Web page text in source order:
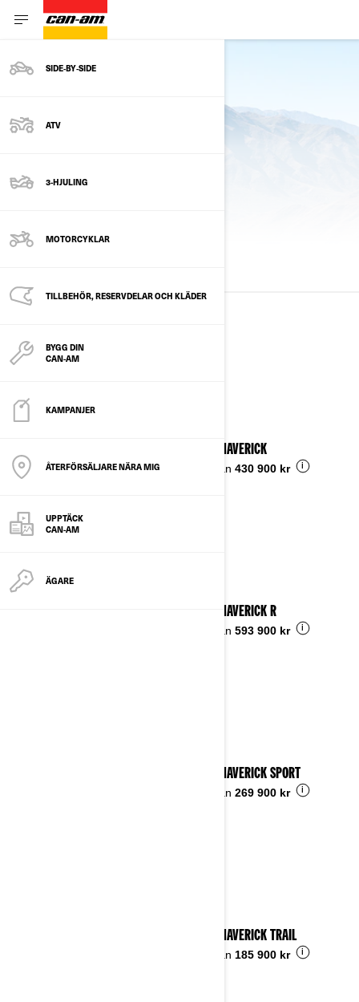
SIDE‑BY‑SIDE
ATV
3-HJULING
MOTORCYKLAR
TILLBEHÖR, RESERVDELAR OCH KLÄDER
BYGG DIN
CAN-AM
KAMPANJER
ÅTERFÖRSÄLJARE NÄRA MIG
UPPTÄCK
CAN-AM
ÄGARE
Se aktuell årsmodell
Se detaljer
2025 MAVERICK
Pris från 430 900 kr i
2025 MAVERICK R
Pris från 593 900 kr i
2025 MAVERICK SPORT
Pris från 269 900 kr i
2025 MAVERICK TRAIL
Pris från 185 900 kr i